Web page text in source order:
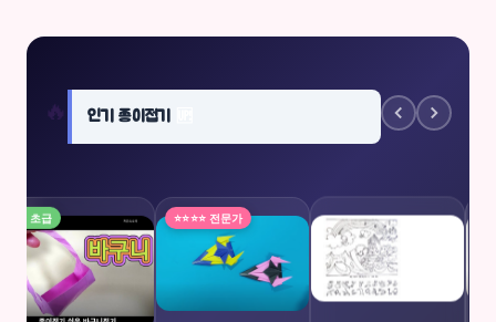
🔥 인기 종이접기
⭐ 초급 ⭐⭐⭐⭐ 전문가